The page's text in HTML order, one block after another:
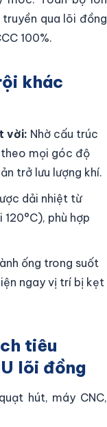
qua lõi đồng
100%.
khác
vời: Nhờ cấu trúc
mọi góc độ
trở lưu lượng khí.
dải nhiệt từ
phù hợp
ống trong suốt
ngay vị trí bị kẹt
tiêu
lõi đồng
hút, máy CNC,